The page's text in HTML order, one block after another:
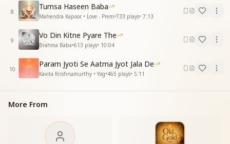
8
Tumsa Haseen Baba
Mahendra Kapoor • Love - Prem•733 plays• 7:13
9
Vo Din Kitne Pyare The
Brahma Baba•613 plays• 10:04
10
Param Jyoti Se Aatma Jyot Jala De
Kavita Krishnamurthy • Yog•465 plays• 5:11
More From